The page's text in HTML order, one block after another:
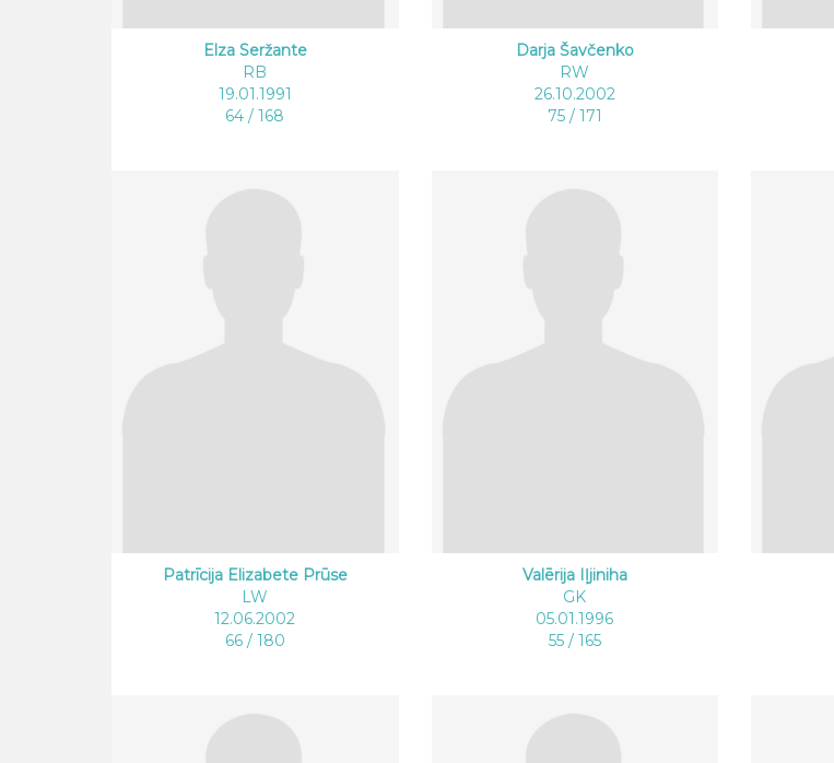
Elza Seržante
RB
19.01.1991
64 / 168
Darja Šavčenko
RW
26.10.2002
75 / 171
Patrīcija Elizabete Prūse
LW
12.06.2002
66 / 180
Valērija Iļjiniha
GK
05.01.1996
55 / 165